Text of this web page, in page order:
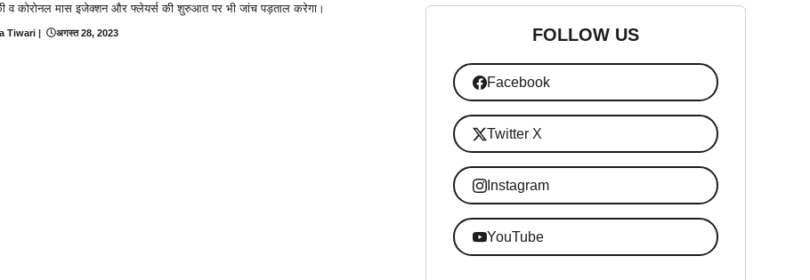
व कोरोनल मास इजेक्शन और फ्लेयर्स की शुरुआत पर भी जांच पड़ताल करेगा।
Tiwari | अगस्त 28, 2023 FOLLOW US
Facebook
Twitter X
Instagram
YouTube